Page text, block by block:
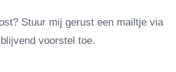
Stuur mij gerust een mailtje via
voorstel toe.